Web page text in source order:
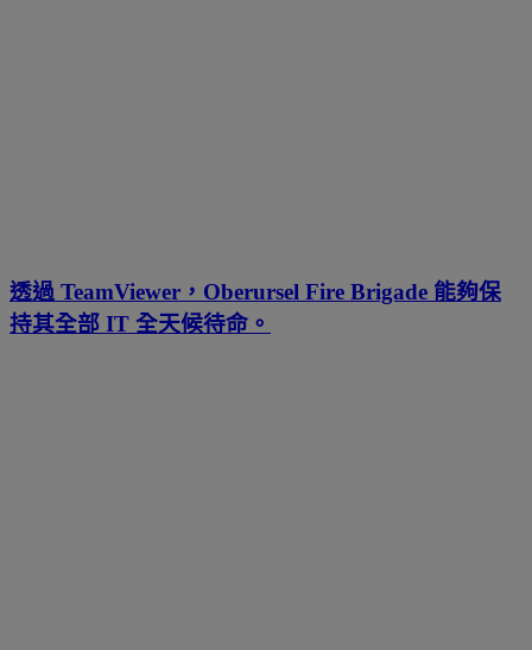
透過 TeamViewer，Oberursel Fire Brigade 能夠保
持其全部 IT 全天候待命。